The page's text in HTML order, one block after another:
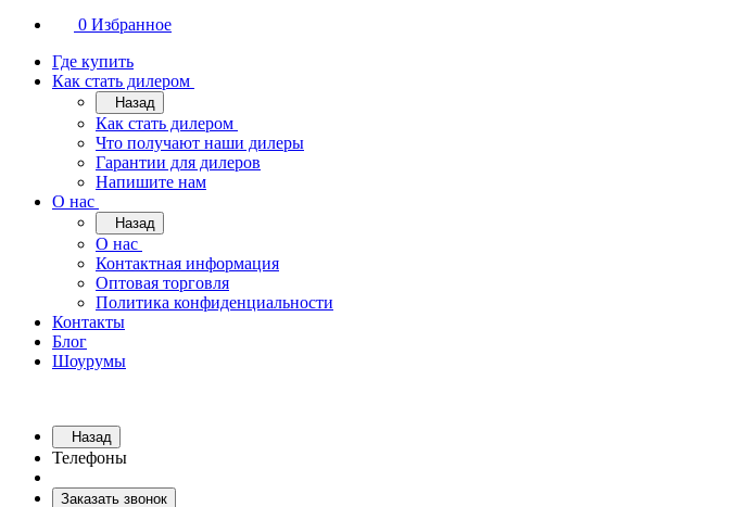
0 Избранное
Где купить
Как стать дилером
Назад
Как стать дилером
Что получают наши дилеры
Гарантии для дилеров
Напишите нам
О нас
Назад
О нас
Контактная информация
Оптовая торговля
Политика конфиденциальности
Контакты
Блог
Шоурумы
Назад
Телефоны
Заказать звонок